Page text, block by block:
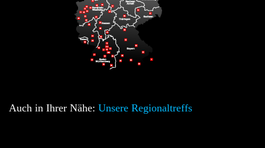
Auch in Ihrer Nähe: Unsere Regionaltreffs